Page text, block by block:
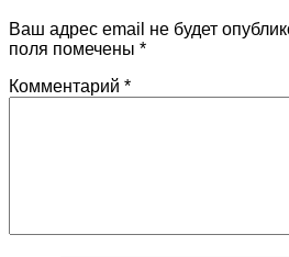
Ваш адрес email не будет
поля помечены *
Комментарий *